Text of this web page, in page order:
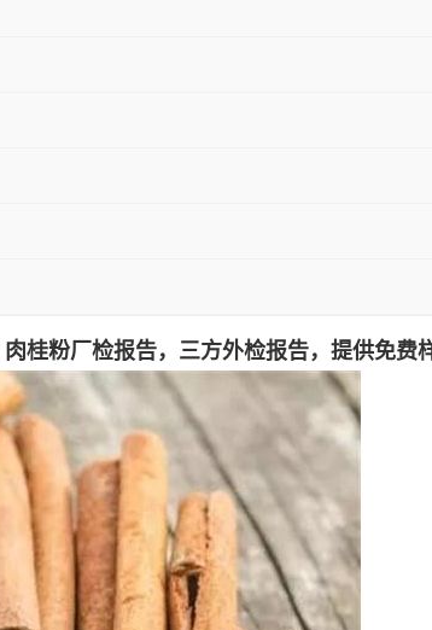
肉桂粉厂检报告，三方外检报告，提供免费